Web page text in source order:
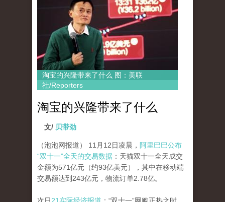
reporters_18200239.jpg
淘宝的兴隆带来了什么 图：美联
社/Reporters
淘宝的兴隆带来了什么
文/ 贝带劲
（泡泡网报道） 11月12日凌晨， 阿里巴巴公布
“双十一”全天的交易数据 ：天猫双十一全天成交
金额为571亿元（约93亿美元），其中在移动端
交易额达到243亿元，物流订单2.78亿。